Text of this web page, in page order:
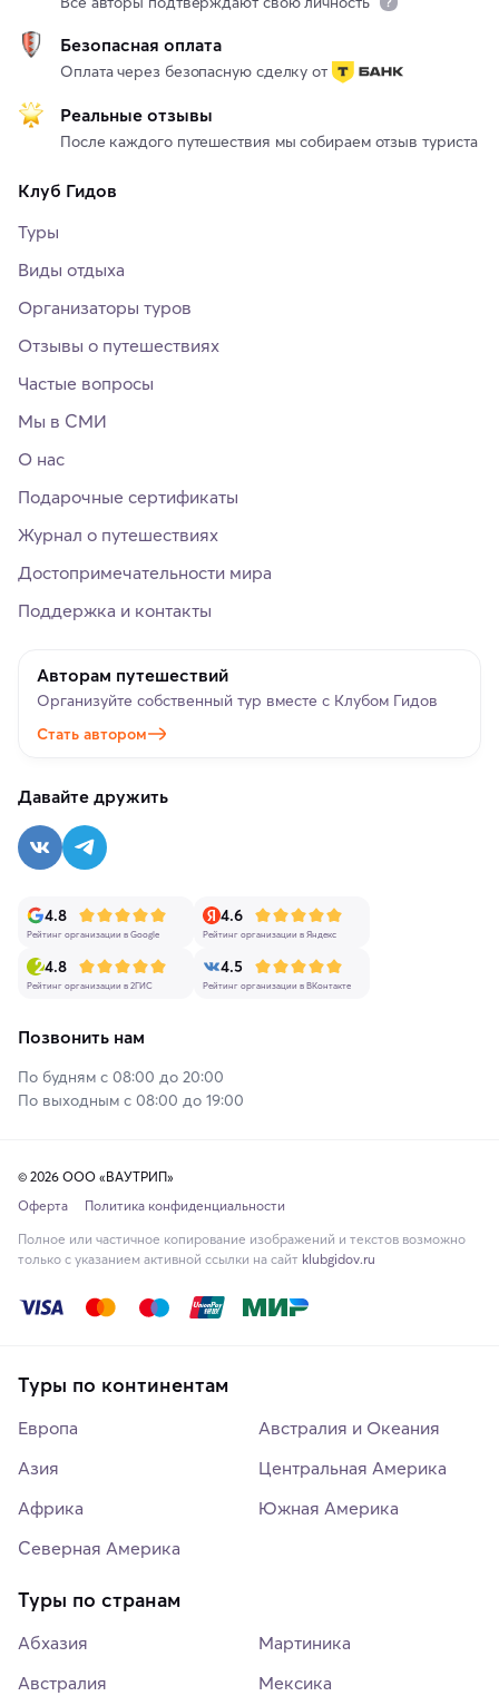
Безопасная оплата
Оплата через безопасную сделку от
Реальные отзывы
После каждого путешествия мы собираем отзыв туриста
Клуб Гидов
Туры
Виды отдыха
Организаторы туров
Отзывы о путешествиях
Частые вопросы
Мы в СМИ
О нас
Подарочные сертификаты
Журнал о путешествиях
Достопримечательности мира
Поддержка и контакты
Авторам путешествий
Организуйте собственный тур вместе с Клубом Гидов
Стать автором
Давайте дружить
4.8
Рейтинг организации в Google
4.6
Рейтинг организации в Яндекс
4.8
Рейтинг организации в 2ГИС
4.5
Рейтинг организации в ВКонтакте
Позвонить нам
По будням с 08:00 до 20:00
По выходным с 08:00 до 19:00
© 2026 ООО «ВАУТРИП»
Оферта
Политика конфиденциальности
Полное или частичное копирование изображений и текстов возможно
только с указанием активной ссылки на сайт klubgidov.ru
Туры по континентам
Европа
Азия
Африка
Северная Америка
Австралия и Океания
Центральная Америка
Южная Америка
Туры по странам
Абхазия
Австралия
Мартиника
Мексика